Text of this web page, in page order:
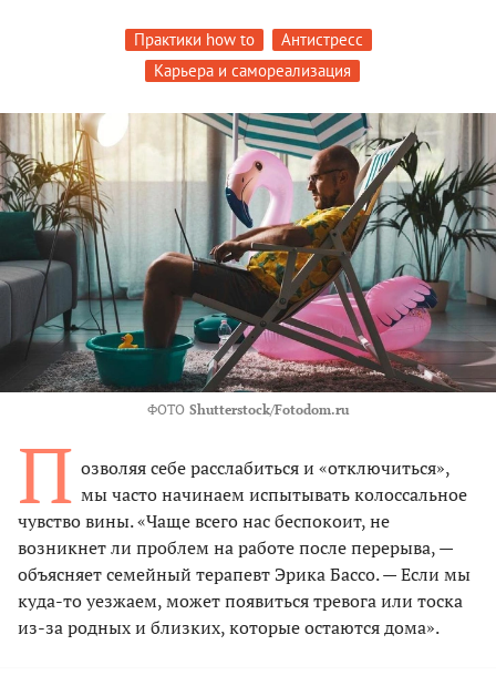
Практики how to
Антистресс
Карьера и самореализация
ФОТО Shutterstock/Fotodom.ru
П озволяя себе расслабиться и «отключиться»,
мы часто начинаем испытывать колоссальное
чувство вины. «Чаще всего нас беспокоит, не
возникнет ли проблем на работе после перерыва, —
объясняет семейный терапевт Эрика Бассо. — Если мы
куда-то уезжаем, может появиться тревога или тоска
из-за родных и близких, которые остаются дома».